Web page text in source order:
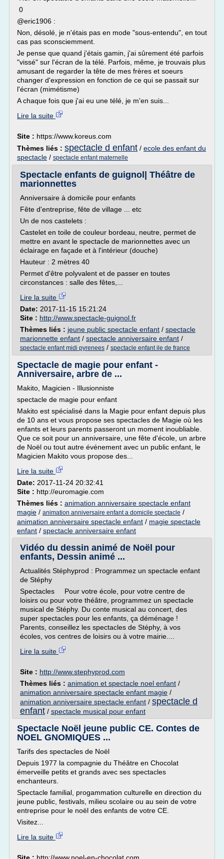
0
@eric1906 :
Non, désolé, je n'étais pas en mode "sous-entendu", en tout
cas pas sconsciemment.
Je pense que quand j'étais gamin, j'ai sûrement été parfois
"vissé" sur l'écran de la télé. Parfois, même, je trouvais plus
amusant de regarder la tête de mes frères et soeurs
changer d'expression en fonction de ce qui se passait sur
l'écran (mimétisme)
A chaque fois que j'ai eu une télé, je m'en suis...
Lire la suite
Site : https://www.koreus.com
Thèmes liés : spectacle d enfant / ecole des enfant du
spectacle / spectacle enfant maternelle
Spectacle enfants de guignol| Théâtre de
marionnettes
Anniversaire à domicile pour enfants
Fête d'entreprise, fête de village ... etc
Un de nos castelets :
Castelet en toile de couleur bordeau, neutre, permet de
mettre en avant le spectacle de marionnettes avec un
éclairage en façade et à l'intérieur (douche)
Hauteur : 2 mètres 40
Permet d'être polyvalent et de passer en toutes
circonstances : salle des fêtes,...
Lire la suite
Date: 2017-11-15 15:21:24
Site : http://www.spectacle-guignol.fr
Thèmes liés : jeune public spectacle enfant / spectacle
marionnette enfant / spectacle anniversaire enfant /
spectacle enfant midi pyrenees / spectacle enfant ile de france
Spectacle de magie pour enfant -
Anniversaire, arbre de ...
Makito, Magicien - Illusionniste
spectacle de magie pour enfant
Makito est spécialisé dans la Magie pour enfant depuis plus
de 10 ans et vous propose ses spectacles de Magie où les
enfants et leurs parents passeront un moment inoubliable.
Que ce soit pour un anniversaire, une fête d'école, un arbre
de Noël ou tout autre événement avec un public enfant, le
Magicien Makito vous propose des...
Lire la suite
Date: 2017-11-24 20:32:41
Site : http://euromagie.com
Thèmes liés : animation anniversaire spectacle enfant
magie / animation anniversaire enfant a domicile spectacle /
animation anniversaire spectacle enfant / magie spectacle
enfant / spectacle anniversaire enfant
Vidéo du dessin animé de Noël pour
enfants, Dessin animé ...
Actualités Stéphyprod : Programmez un spectacle enfant
de Stéphy
Spectacles Pour votre école, pour votre centre de
loisirs ou pour votre théâtre, programmez un spectacle
musical de Stéphy. Du conte musical au concert, des
super spectacles pour les enfants, ça déménage !
Parents, conseillez les spectacles de Stéphy, à vos
écoles, vos centres de loisirs ou à votre mairie....
Lire la suite
Site : http://www.stephyprod.com
Thèmes liés : animation et spectacle noel enfant /
animation anniversaire spectacle enfant magie /
animation anniversaire spectacle enfant / spectacle d
enfant / spectacle musical pour enfant
Spectacle Noël jeune public CE. Contes de
NOEL GNOMIQUES ...
Tarifs des spectacles de Noël
Depuis 1977 la compagnie du Théâtre en Chocolat
émerveille petits et grands avec ses spectacles
enchanteurs.
Spectacle familial, progammation culturelle en direction du
jeune public, festivals, milieu scolaire ou au sein de votre
entreprise pour le noël des enfants de votre CE.
Visitez...
Lire la suite